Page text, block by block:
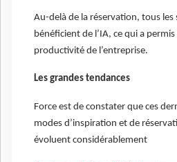
Au-delà de la réservation, tous les
bénéficient de l’IA, ce qui a
productivité de l’entreprise.
Les grandes tendances
Force est de constater que ces
modes d’inspiration et de
évoluent considérablement